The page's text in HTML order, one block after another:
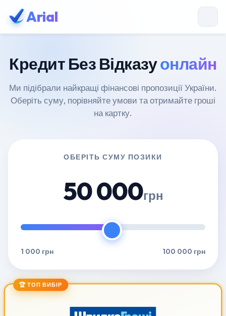
Arial
Кредит Без Відказуонлайн
Ми підібрали найкращі фінансові пропозиції України.
Оберіть суму, порівняйте умови та отримайте гроші
на картку.
ОБЕРІТЬ СУМУ ПОЗИКИ
50 000грн
1 000 грн 100 000 грн
🏆 ТОП ВИБІР